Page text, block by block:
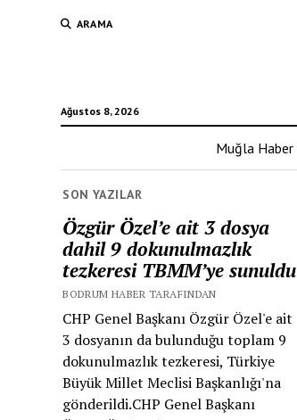
ARAMA
Ağustos 8, 2026
Muğla Haber
SON YAZILAR
Özgür Özel’e ait 3 dosya
dahil 9 dokunulmazlık
tezkeresi TBMM’ye sunuldu
BODRUM HABER TARAFINDAN
CHP Genel Başkanı Özgür Özel'e ait
3 dosyanın da bulunduğu toplam 9
dokunulmazlık tezkeresi, Türkiye
Büyük Millet Meclisi Başkanlığı'na
gönderildi.CHP Genel Başkanı